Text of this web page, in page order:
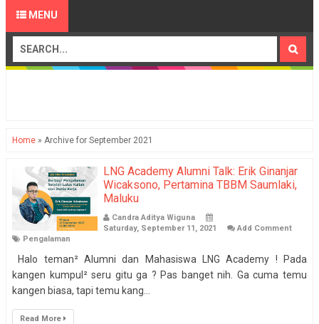
MENU
Home » Archive for September 2021
LNG Academy Alumni Talk: Erik Ginanjar
Wicaksono, Pertamina TBBM Saumlaki,
Maluku
Candra Aditya Wiguna
Saturday, September 11, 2021
Add Comment
Pengalaman
Halo teman² Alumni dan Mahasiswa LNG Academy ! Pada
kangen kumpul² seru gitu ga ? Pas banget nih. Ga cuma temu
kangen biasa, tapi temu kang...
Read More